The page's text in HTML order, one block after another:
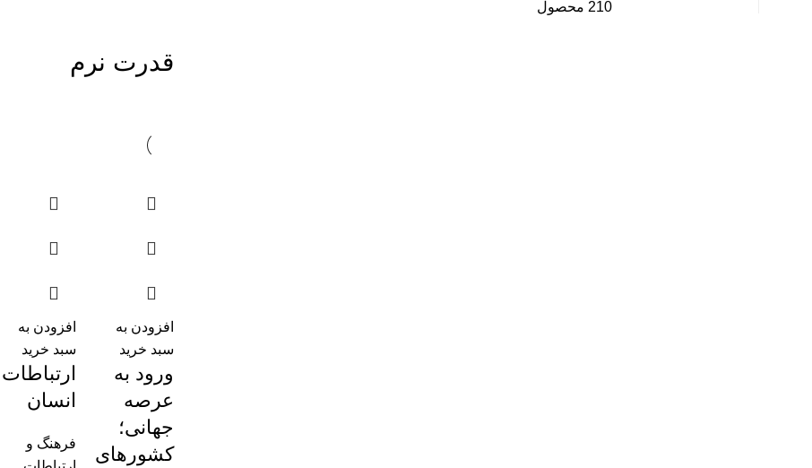
210 محصول
قدرت نرم
افزودن به
سبد خرید
ورود به
عرصه
جهانی؛
کشورهای
افزودن به
سبد خرید
ارتباطات
انسان
فرهنگ و